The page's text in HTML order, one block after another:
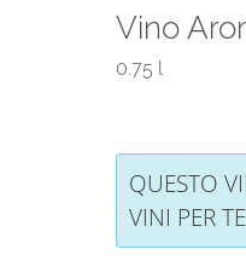
Vino
0.75 l
QUESTO
VINI PER